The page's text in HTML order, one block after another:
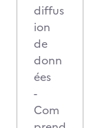
diffus
ion
de
donn
ées
-
Com